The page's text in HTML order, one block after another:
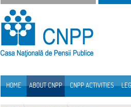
Skip to Content
HOME ABOUT CNPP CNPP ACTIVITIES